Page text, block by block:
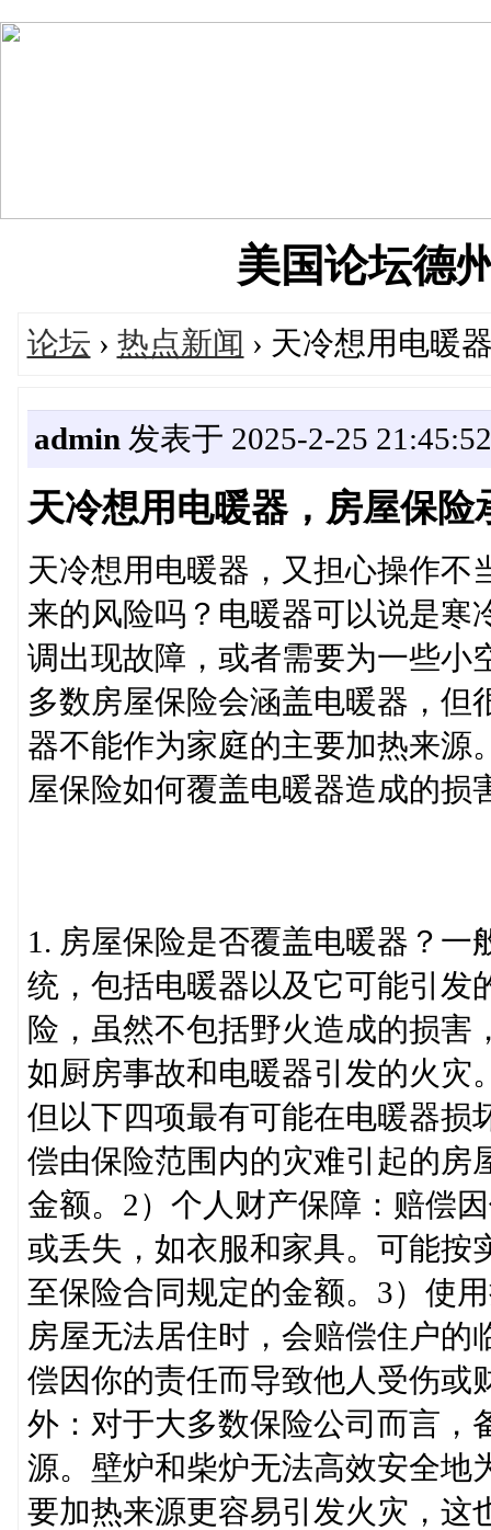
美国论坛德
论坛 › 热点新闻 › 天冷想用电暖
admin 发表于 2025-2-25 21:45:52
天冷想用电暖器，房屋保
天冷想用电暖器，又担心操作不
来的风险吗？电暖器可以说是寒
调出现故障，或者需要为一些小
多数房屋保险会涵盖电暖器，但
器不能作为家庭的主要加热来源
屋保险如何覆盖电暖器造成的损
1. 房屋保险是否覆盖电暖器？
统，包括电暖器以及它可能引发
险，虽然不包括野火造成的损害
如厨房事故和电暖器引发的火灾
但以下四项最有可能在电暖器损
偿由保险范围内的灾难引起的房
金额。2）个人财产保障：赔偿
或丢失，如衣服和家具。可能按
至保险合同规定的金额。3）使
房屋无法居住时，会赔偿住户的
偿因你的责任而导致他人受伤或
外：对于大多数保险公司而言，
源。壁炉和柴炉无法高效安全地
要加热来源更容易引发火灾，这